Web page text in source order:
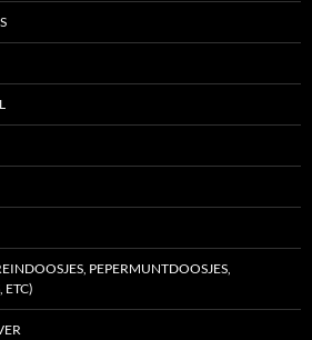
PEPERMUNTDOOSJES,
ETC)